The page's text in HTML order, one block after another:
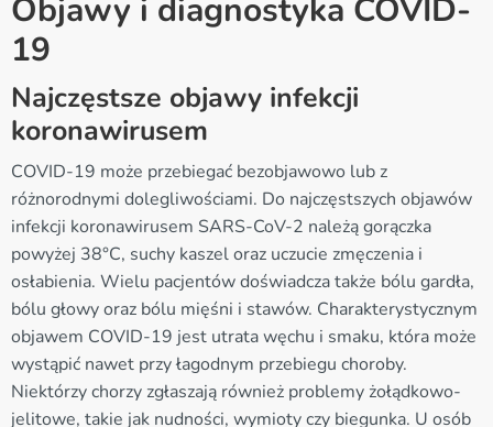
Objawy i diagnostyka COVID-
19
Najczęstsze objawy infekcji
koronawirusem
COVID-19 może przebiegać bezobjawowo lub z
różnorodnymi dolegliwościami. Do najczęstszych objawów
infekcji koronawirusem SARS-CoV-2 należą gorączka
powyżej 38°C, suchy kaszel oraz uczucie zmęczenia i
osłabienia. Wielu pacjentów doświadcza także bólu gardła,
bólu głowy oraz bólu mięśni i stawów. Charakterystycznym
objawem COVID-19 jest utrata węchu i smaku, która może
wystąpić nawet przy łagodnym przebiegu choroby.
Niektórzy chorzy zgłaszają również problemy żołądkowo-
jelitowe, takie jak nudności, wymioty czy biegunka. U osób